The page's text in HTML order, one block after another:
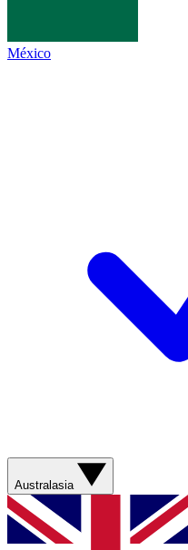
México
Australasia